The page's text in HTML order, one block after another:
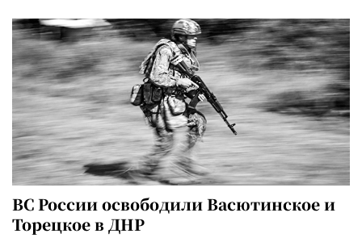
ВС России освободили Васютинское и
Торецкое в ДНР